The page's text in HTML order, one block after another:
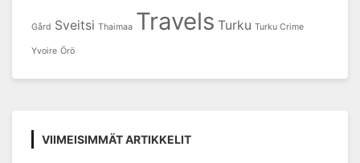
Gård Sveitsi Thaimaa Travels Turku Turku Crime
Yvoire Örö
VIIMEISIMMÄT ARTIKKELIT